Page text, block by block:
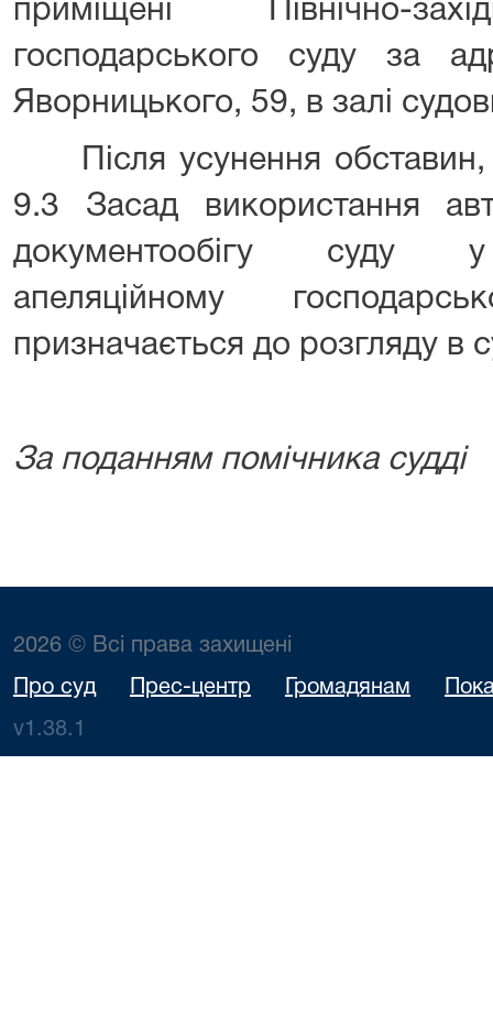
приміщені Північно-
господарського суду за
Яворницького, 59, в залі
Після усунення обставин,
9.3 Засад використання
документообігу суду у
апеляційному
призначається до розгляду в
За поданням помічника судді
2026 © Всі права захищені
Про суд Прес-центр Громадянам
v1.38.1